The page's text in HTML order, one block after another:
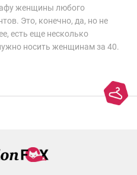
женщины любого
Это, конечно, да, но не
есть еще несколько
носить женщинам за 40.